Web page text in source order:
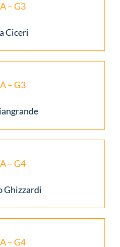
– G3
Ciceri
– G3
– G4
Ghizzardi
– G4